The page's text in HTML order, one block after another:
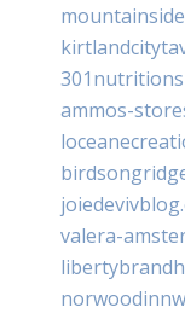
ammos-
valera-